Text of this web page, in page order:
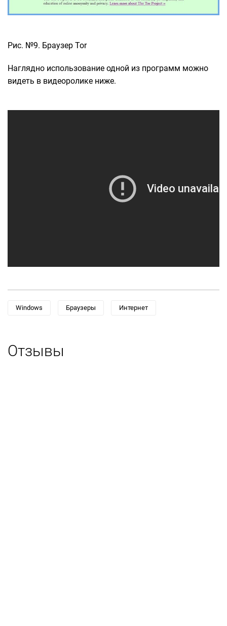
Рис. №9. Браузер Tor
Наглядно использование одной из программ можно
видеть в видеоролике ниже.
Windows Браузеры Интернет
Отзывы